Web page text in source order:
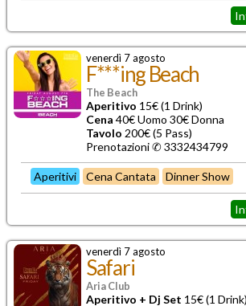
venerdì 7 agosto
F***ing Beach
The Beach
Aperitivo 15€ (1 Drink)
Cena 40€ Uomo 30€ Donna
Tavolo 200€ (5 Pass)
Prenotazioni ✆ 3332434799
Aperitivi Cena Cantata Dinner Show
venerdì 7 agosto
Safari
Aria Club
Aperitivo + Dj Set 15€ (1 Drink)